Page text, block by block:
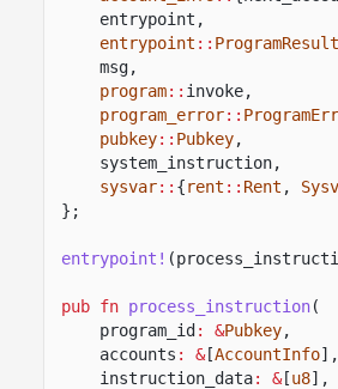
entrypoint,
entrypoint :: ProgramResult
msg,
program:: invoke,
program_error::
pubkey:: Pubkey,
system_instruction,
sysvar:: {rent :: Rent ,
};
entrypoint!
pub fn process_instruction(
program_id : &Pubkey,
accounts : &[AccountInfo],
instruction_data: &[u8],